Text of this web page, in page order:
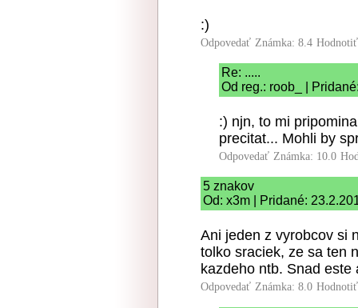
:)
Odpovedať Známka: 8.4
Re: .....
Od reg.: roob_ |
:) njn, to mi
precitat... Mohli by
Odpovedať Známka: 10.0
5 znakov
Od: x3m | Pridané:
Ani jeden z vyrobcov si
tolko sraciek, ze sa ten
kazdeho ntb. Snad
Odpovedať Známka: 8.0